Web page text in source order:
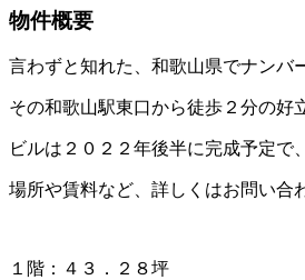
物件概要
言わずと知れた、和歌山県でナンバ
その和歌山駅東口から徒歩２分の好
ビルは２０２２年後半に完成予定で
場所や賃料など、詳しくはお問い合
１階：４３．２８坪